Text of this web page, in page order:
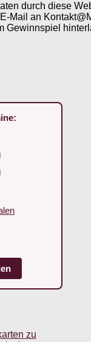
durch diese
Mail an